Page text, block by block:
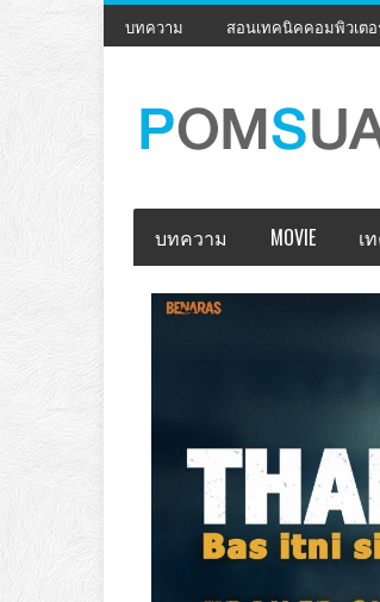
บทความ สอนเทคนิคคอมพิวเตอ
บทความ MOVIE เ